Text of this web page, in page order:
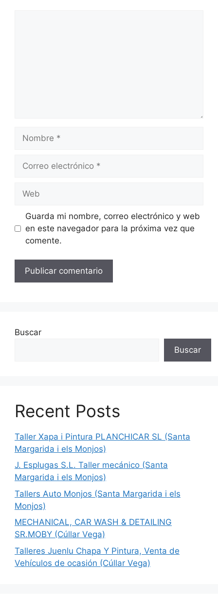
Nombre
Correo
Web
Guarda mi nombre, correo electrónico y web
en este navegador para la próxima vez que
comente.
Buscar
Buscar
Recent Posts
Taller Xapa i Pintura PLANCHICAR SL (Santa
Margarida i els Monjos)
J. Esplugas S.L. Taller mecánico (Santa
Margarida i els Monjos)
Tallers Auto Monjos (Santa Margarida i els
Monjos)
MECHANICAL, CAR WASH & DETAILING
SR.MOBY (Cúllar Vega)
Talleres Juenlu Chapa Y Pintura, Venta de
Vehículos de ocasión (Cúllar Vega)